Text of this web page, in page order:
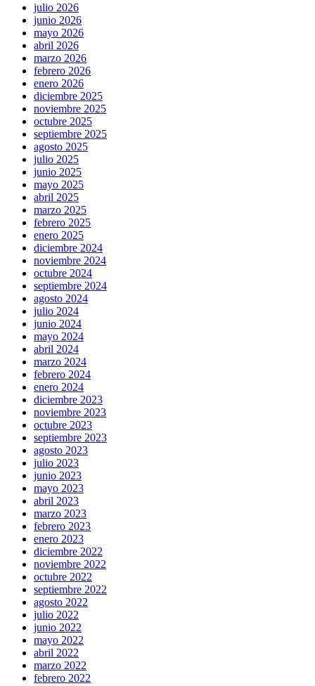
julio 2026
junio 2026
mayo 2026
abril 2026
marzo 2026
febrero 2026
enero 2026
diciembre 2025
noviembre 2025
octubre 2025
septiembre 2025
agosto 2025
julio 2025
junio 2025
mayo 2025
abril 2025
marzo 2025
febrero 2025
enero 2025
diciembre 2024
noviembre 2024
octubre 2024
septiembre 2024
agosto 2024
julio 2024
junio 2024
mayo 2024
abril 2024
marzo 2024
febrero 2024
enero 2024
diciembre 2023
noviembre 2023
octubre 2023
septiembre 2023
agosto 2023
julio 2023
junio 2023
mayo 2023
abril 2023
marzo 2023
febrero 2023
enero 2023
diciembre 2022
noviembre 2022
octubre 2022
septiembre 2022
agosto 2022
julio 2022
junio 2022
mayo 2022
abril 2022
marzo 2022
febrero 2022